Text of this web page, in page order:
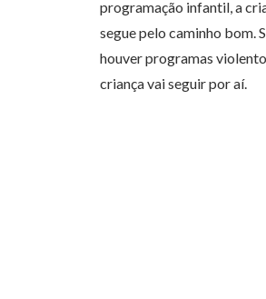
programação infantil, a
segue pelo caminho bom.
houver programas
criança vai seguir por aí.